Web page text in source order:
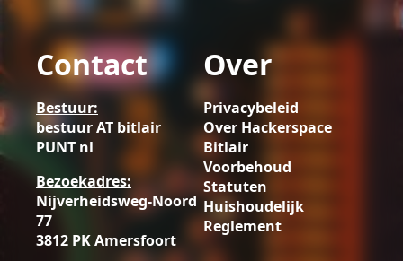
Contact
Bestuur:
bestuur AT bitlair
PUNT nl
Bezoekadres:
Nijverheidsweg-Noord
77
3812 PK Amersfoort
Over
Privacybeleid
Over Hackerspace
Bitlair
Voorbehoud
Statuten
Huishoudelijk
Reglement